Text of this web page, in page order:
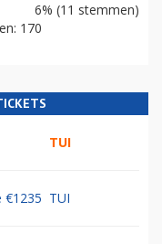
6% (11 stemmen)
170
TUI
€1235 TUI